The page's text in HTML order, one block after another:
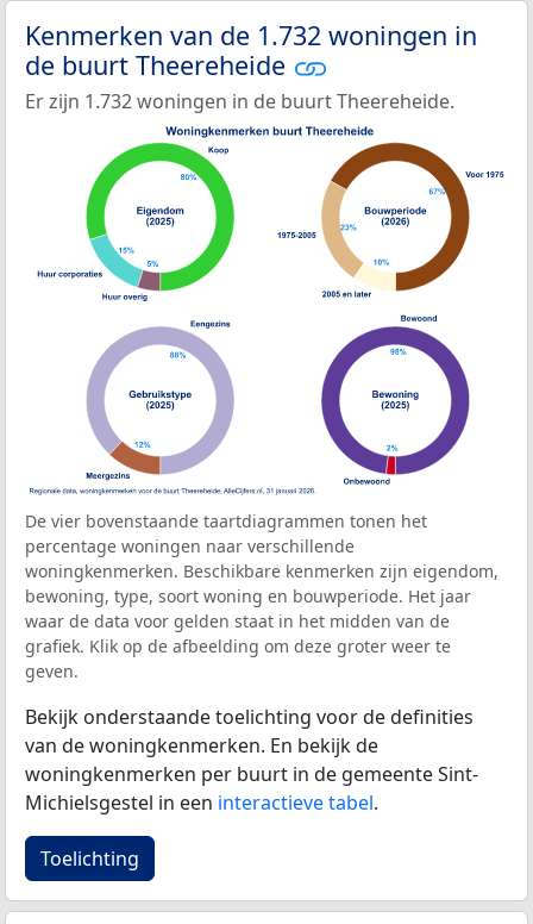
Kenmerken van de 1.732 woningen in
de buurt Theereheide
Er zijn 1.732 woningen in de buurt Theereheide.
De vier bovenstaande taartdiagrammen tonen het
percentage woningen naar verschillende
woningkenmerken. Beschikbare kenmerken zijn eigendom,
bewoning, type, soort woning en bouwperiode. Het jaar
waar de data voor gelden staat in het midden van de
grafiek. Klik op de afbeelding om deze groter weer te
geven.
Bekijk onderstaande toelichting voor de definities
van de woningkenmerken. En bekijk de
woningkenmerken per buurt in de gemeente Sint-
Michielsgestel in een interactieve tabel.
Toelichting